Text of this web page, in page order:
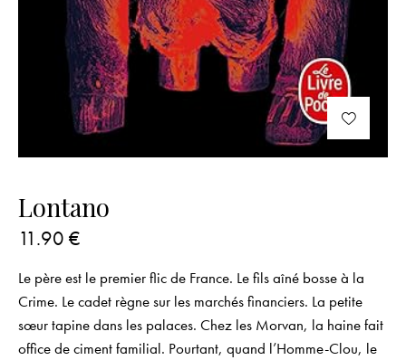
Lontano
11.90 €
Le père est le premier flic de France. Le fils aîné bosse à la
Crime. Le cadet règne sur les marchés financiers. La petite
sœur tapine dans les palaces. Chez les Morvan, la haine fait
office de ciment familial. Pourtant, quand l’Homme-Clou, le